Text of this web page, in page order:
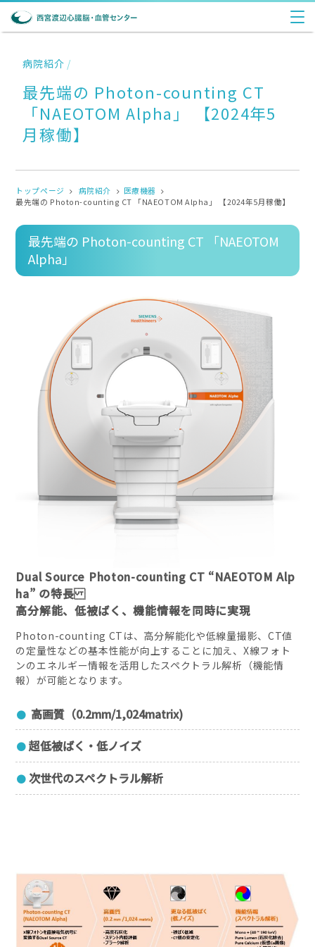
病院紹介 /
最先端の Photon-counting CT
「NAEOTOM Alpha」 【2024年5
月稼働】
トップページ 病院紹介
医療機器
最先端の Photon-counting CT 「NAEOTOM Alpha」 【2024年5月稼働】
最先端の Photon-counting CT 「NAEOTOM
Alpha」
Dual Source Photon-counting CT “NAEOTOM Alp
ha” の特長
高分解能、低被ばく、機能情報を同時に実現
Photon-counting CTは、高分解能化や低線量撮影、CT値
の定量性などの基本性能が向上することに加え、X線フォト
ンのエネルギー情報を活用したスペクトラル解析（機能情
報）が可能となります。
高画質（0.2mm/1,024matrix)
超低被ばく・低ノイズ
次世代のスペクトラル解析